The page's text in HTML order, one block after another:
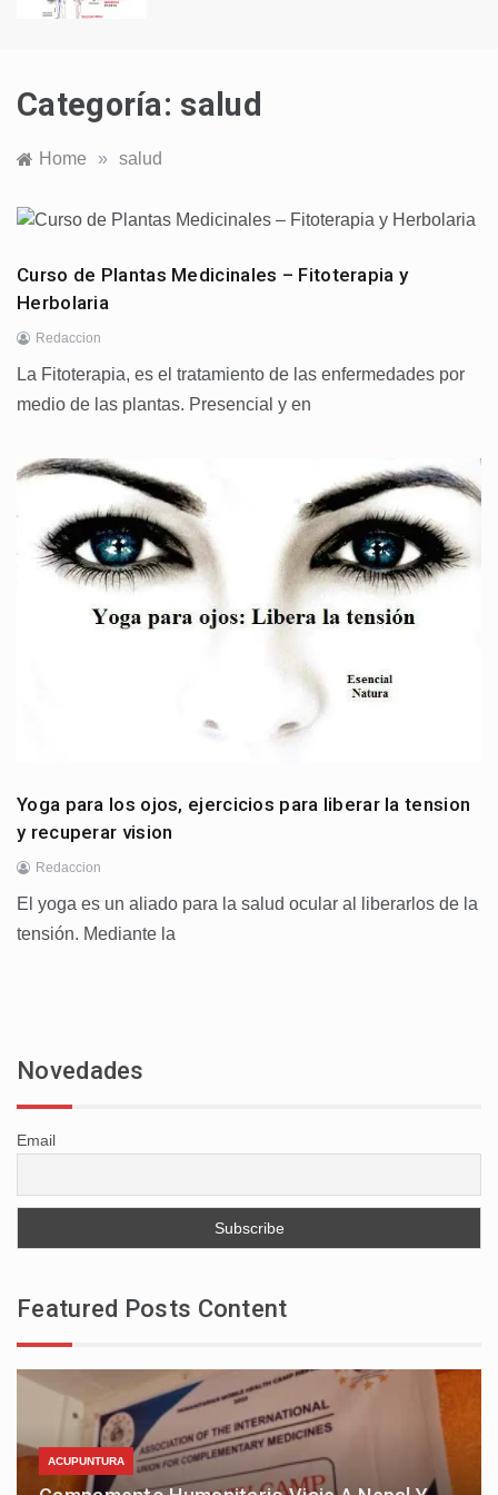
Categoría: salud
Home » salud
Curso de Plantas Medicinales – Fitoterapia y
Herbolaria
Redaccion
La Fitoterapia, es el tratamiento de las enfermedades por
medio de las plantas. Presencial y en
Yoga para los ojos, ejercicios para liberar la tension
y recuperar vision
Redaccion
El yoga es un aliado para la salud ocular al liberarlos de la
tensión. Mediante la
Novedades
Email
Featured Posts Content
ACUPUNTURA